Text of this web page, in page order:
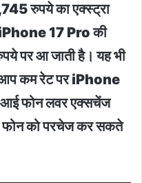
रुपये का एक्स्ट्रा
iPhone 17 Pro की
पर आ जाती है। यह भी
आप कम रेट पर iPhone
आई फोन लवर एक्सचेंज
फोन को परचेज कर सकते